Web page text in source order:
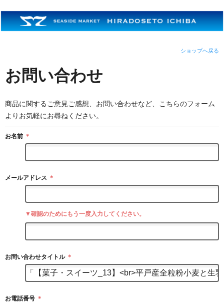
ショップへ戻る
お問い合わせ
商品に関するご意見ご感想、お問い合わせなど、こちらのフォーム
よりお気軽にお尋ねください。
お名前 ＊
メールアドレス ＊
▼確認のためにもう一度入力してください。
お問い合わせタイトル ＊
お電話番号 ＊